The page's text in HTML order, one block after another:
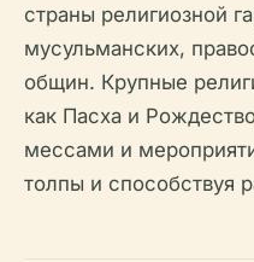
страны религиозной
мусульманских,
общин. Крупные
как Пасха и
мессами и
толпы и способствуя